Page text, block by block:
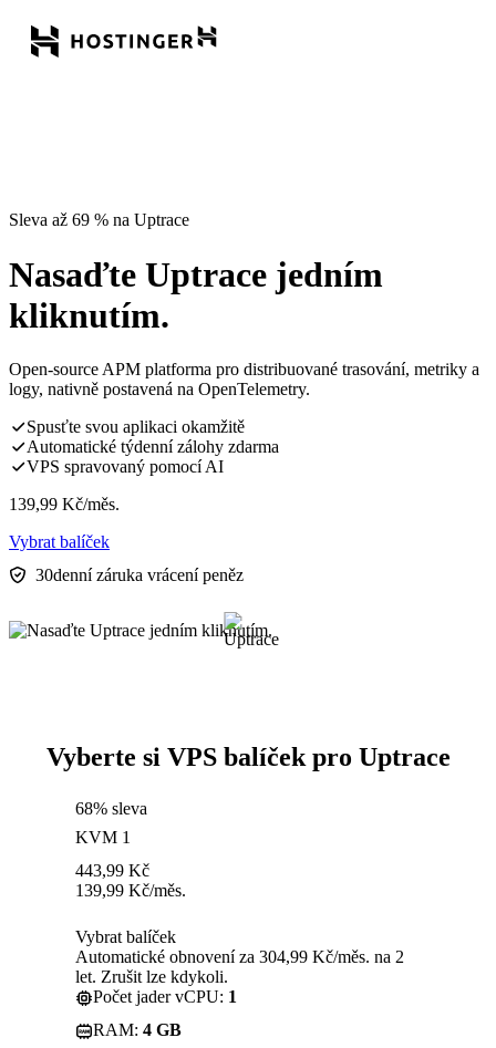
Sleva až 69 % na Uptrace
Nasaďte Uptrace jedním
kliknutím.
Open-source APM platforma pro distribuované trasování, metriky a
logy, nativně postavená na OpenTelemetry.
Spusťte svou aplikaci okamžitě
Automatické týdenní zálohy zdarma
VPS spravovaný pomocí AI
139,99 Kč/měs.
Vybrat balíček
30denní záruka vrácení peněz
Vyberte si VPS balíček pro Uptrace
68% sleva
KVM 1
443,99 Kč
139,99 Kč/měs.
Vybrat balíček
Automatické obnovení za 304,99 Kč/měs. na 2
let. Zrušit lze kdykoli.
Počet jader vCPU: 1
RAM: 4 GB